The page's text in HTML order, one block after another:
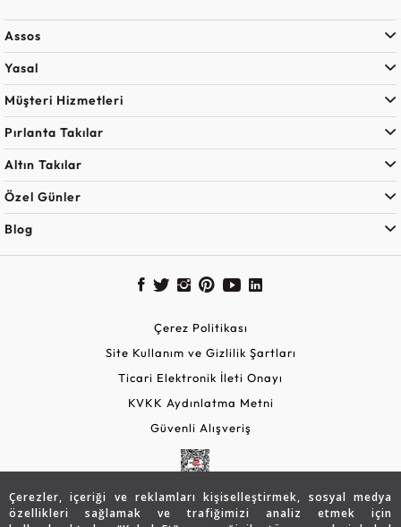
Çerezler, içeriği ve reklamları kişiselleştirmek, sosyal medya
özellikleri sağlamak ve trafiğimizi analiz etmek için
Assos
Yasal
Müşteri Hizmetleri
Pırlanta Takılar
Altın Takılar
Özel Günler
Blog
Çerez Politikası
Site Kullanım ve Gizlilik Şartları
Ticari Elektronik İleti Onayı
KVKK Aydınlatma Metni
Güvenli Alışveriş